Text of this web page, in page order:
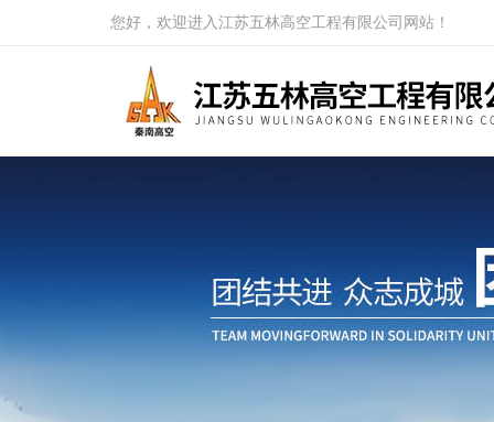
您好，欢迎进入江苏五林高空工程有限公司网站！